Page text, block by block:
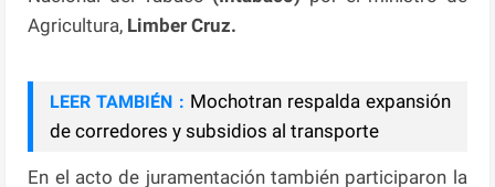
Agricultura, Limber Cruz.
LEER TAMBIÉN : Mochotran respalda expansión
de corredores y subsidios al transporte
En el acto de juramentación también participaron la